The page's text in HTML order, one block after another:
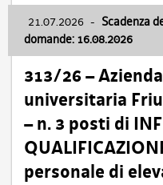
21.07.2026 - Scadenza
domande: 16.08.2026
313/26 –
universitaria
– n. 3 posti di
personale di